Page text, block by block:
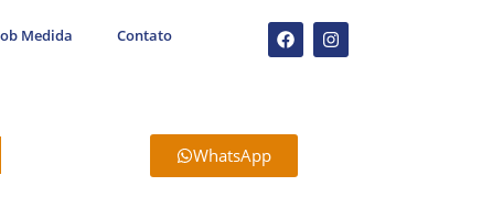
Medida Contato
WhatsApp